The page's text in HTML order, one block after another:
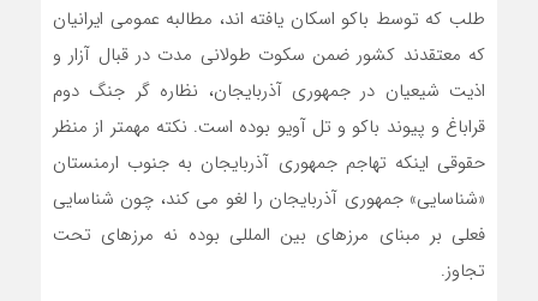
طلب که توسط باکو اسکان یافته اند، مطالبه عمومی ایرانیان
که معتقدند کشور ضمن سکوت طولانی مدت در قبال آزار و
اذیت شیعیان در جمهوری آذربایجان، نظاره گر جنگ دوم
قراباغ و پیوند باکو و تل آویو بوده است. نکته مهمتر از منظر
حقوقی اینکه تهاجم جمهوری آذربایجان به جنوب ارمنستان
«شناسایی» جمهوری آذربایجان را لغو می کند، چون شناسایی
فعلی بر مبنای مرزهای بین المللی بوده نه مرزهای تحت
تجاوز.